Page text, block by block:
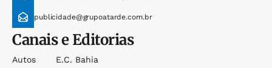
publicidade@grupoatarde.com.br
Canais e Editorias
Autos
E.c. Bahia